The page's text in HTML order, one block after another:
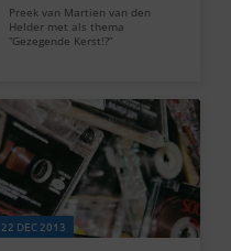
Preek van Martien van den
Helder met als thema
“Gezegende Kerst!?”
22 DEC 2013